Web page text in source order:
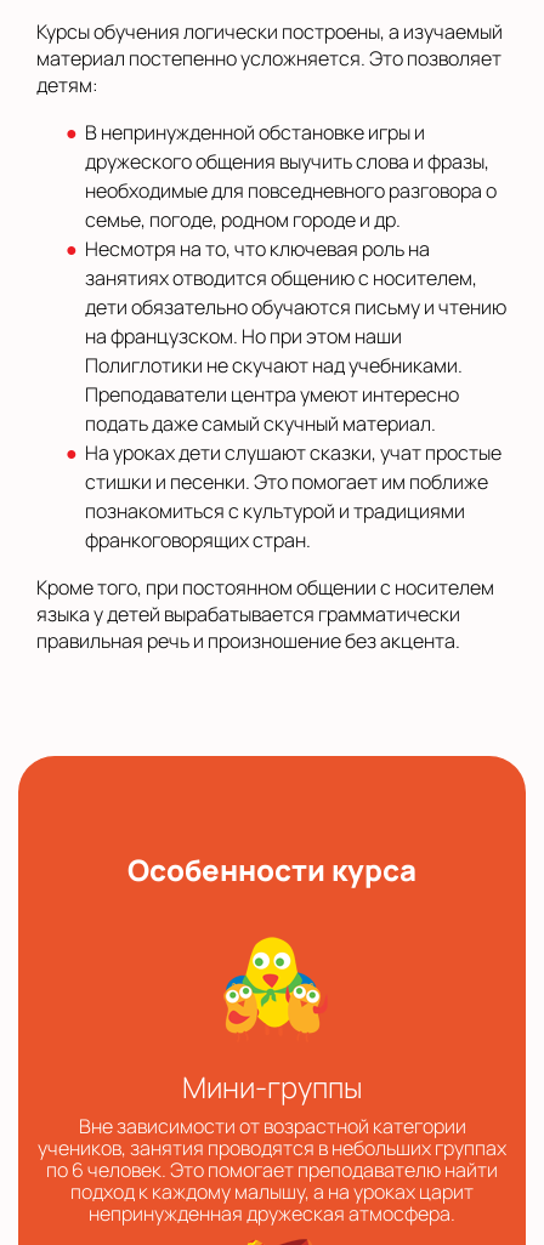
Курсы обучения логически построены, а изучаемый
материал постепенно усложняется. Это позволяет
детям:
В непринужденной обстановке игры и
дружеского общения выучить слова и фразы,
необходимые для повседневного разговора о
семье, погоде, родном городе и др.
Несмотря на то, что ключевая роль на
занятиях отводится общению с носителем,
дети обязательно обучаются письму и чтению
на французском. Но при этом наши
Полиглотики не скучают над учебниками.
Преподаватели центра умеют интересно
подать даже самый скучный материал.
На уроках дети слушают сказки, учат простые
стишки и песенки. Это помогает им поближе
познакомиться с культурой и традициями
франкоговорящих стран.
Кроме того, при постоянном общении с носителем
языка у детей вырабатывается грамматически
правильная речь и произношение без акцента.
Особенности курса
Мини-группы
Вне зависимости от возрастной категории
учеников, занятия проводятся в небольших группах
по 6 человек. Это помогает преподавателю найти
подход к каждому малышу, а на уроках царит
непринужденная дружеская атмосфера.